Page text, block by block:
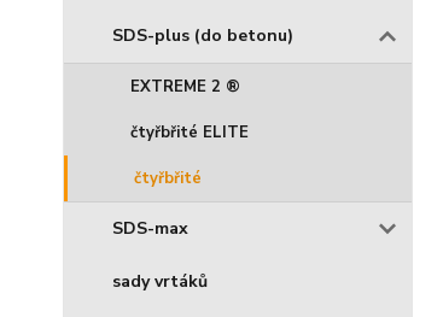
SDS-plus (do betonu)
EXTREME 2 ®
čtyřbřité ELITE
čtyřbřité
SDS-max
sady vrtáků